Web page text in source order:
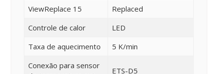
ViewReplace 15
Replaced
Controle de calor
LED
Taxa de aquecimento
5 K/min
Conexão para sensor
ETS-D5